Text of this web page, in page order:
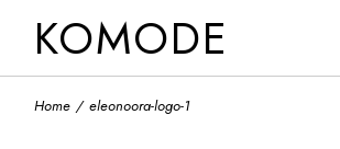
KOMODE
Home eleonoora-logo-1